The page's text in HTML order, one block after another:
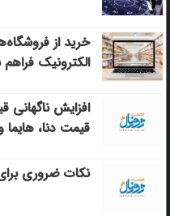
خرید از
الکترونیک
افزایش
قیمت دنا، هایما و
نکات ضروری